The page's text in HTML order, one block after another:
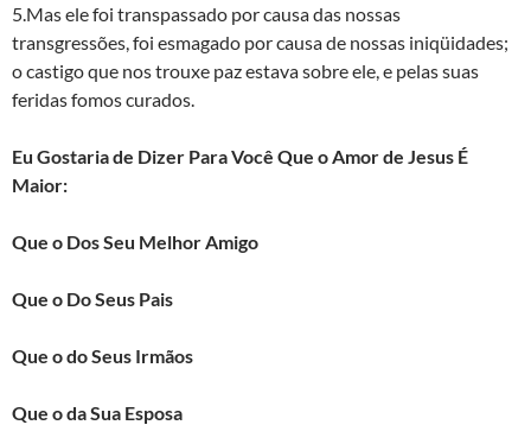
5.Mas ele foi transpassado por causa das nossas
transgressões, foi esmagado por causa de nossas iniqüidades;
o castigo que nos trouxe paz estava sobre ele, e pelas suas
feridas fomos curados.
Eu Gostaria de Dizer Para Você Que o Amor de Jesus É
Maior:
Que o Dos Seu Melhor Amigo
Que o Do Seus Pais
Que o do Seus Irmãos
Que o da Sua Esposa